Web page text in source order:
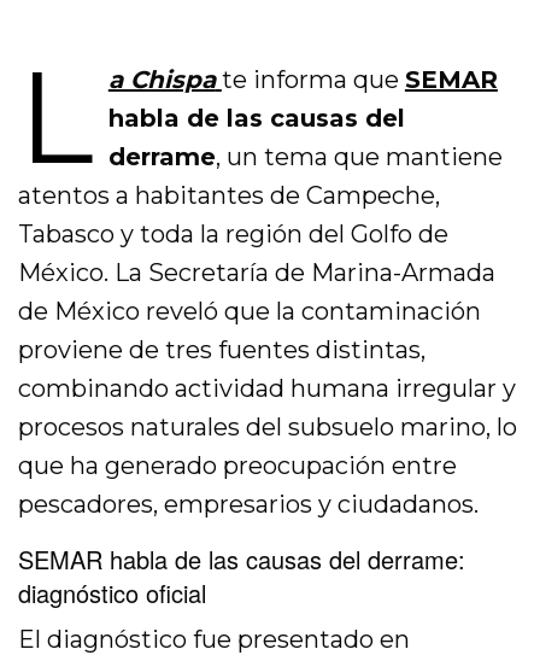
L a Chispa te informa que SEMAR
habla de las causas del
derrame, un tema que mantiene
atentos a habitantes de Campeche,
Tabasco y toda la región del Golfo de
México. La Secretaría de Marina-Armada
de México reveló que la contaminación
proviene de tres fuentes distintas,
combinando actividad humana irregular y
procesos naturales del subsuelo marino, lo
que ha generado preocupación entre
pescadores, empresarios y ciudadanos.
SEMAR habla de las causas del derrame:
diagnóstico oficial
El diagnóstico fue presentado en